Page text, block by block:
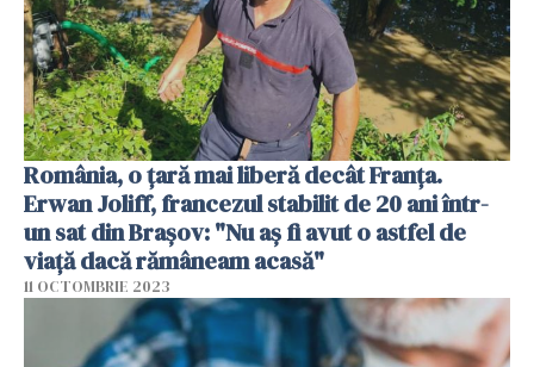
România, o țară mai liberă decât Franța.
Erwan Joliff, francezul stabilit de 20 ani într-
un sat din Brașov: "Nu aș fi avut o astfel de
viață dacă rămâneam acasă"
11 OCTOMBRIE 2023